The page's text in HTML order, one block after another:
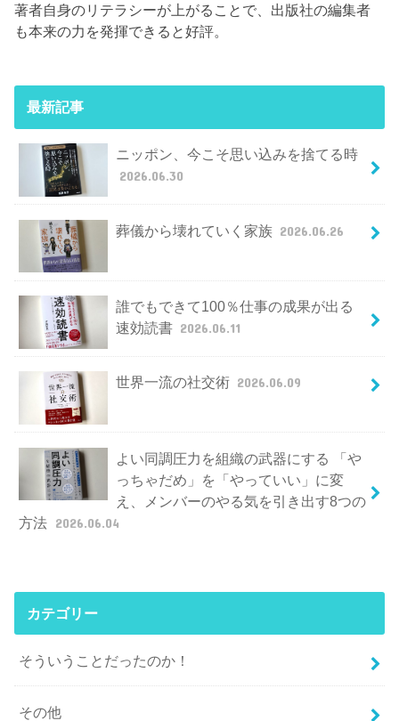
著者自身のリテラシーが上がることで、出版社の編集者
も本来の力を発揮できると好評。
最新記事
ニッポン、今こそ思い込みを捨てる時
2026.06.30
葬儀から壊れていく家族 2026.06.26
誰でもできて100％仕事の成果が出る
速効読書 2026.06.11
世界一流の社交術 2026.06.09
よい同調圧力を組織の武器にする 「や
っちゃだめ」を「やっていい」に変
え、メンバーのやる気を引き出す8つの
方法 2026.06.04
カテゴリー
そういうことだったのか！
その他